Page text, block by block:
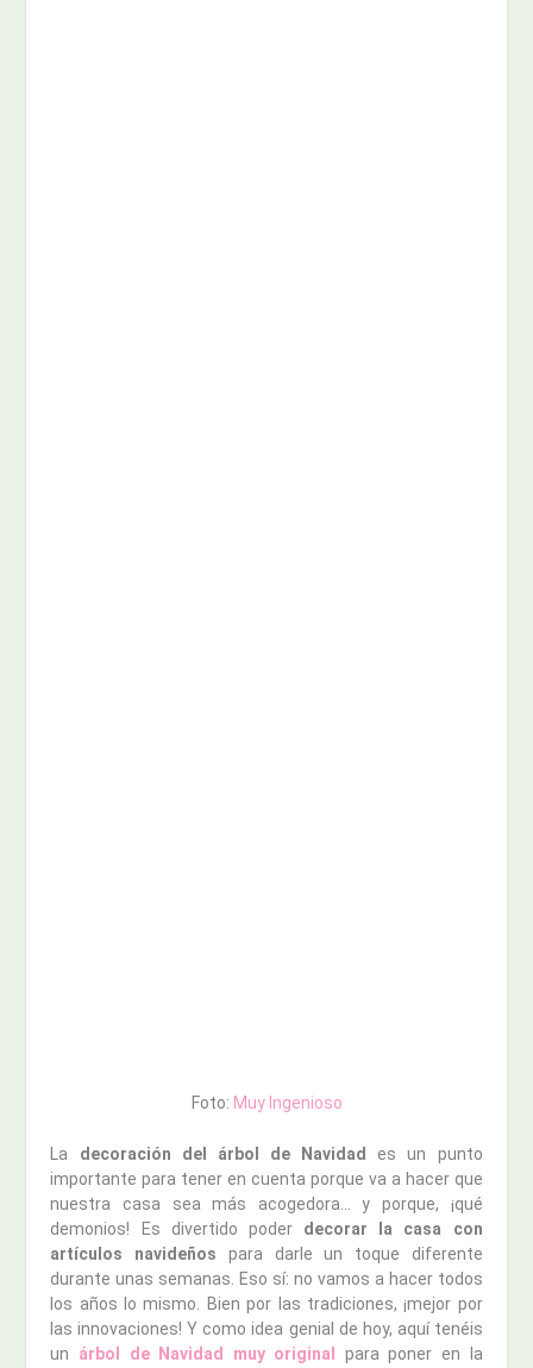
Foto: Muy Ingenioso
La decoración del árbol de Navidad
es un punto
importante para tener en cuenta porque va a hacer que
nuestra casa sea más acogedora… y porque, ¡qué
demonios! Es divertido poder decorar la casa con
artículos navideños para darle un toque diferente
durante unas semanas. Eso sí: no vamos a hacer todos
los años lo mismo. Bien por las tradiciones, ¡mejor por
las innovaciones! Y como idea genial de hoy, aquí tenéis
un árbol de Navidad muy original
para poner en la